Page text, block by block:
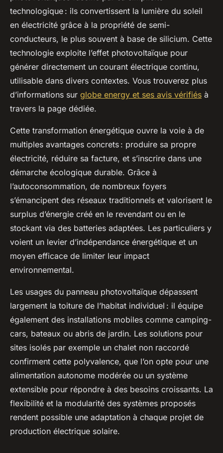
technologique : ils convertissent la lumière du soleil
en électricité grâce à la propriété de semi-
conducteurs, le plus souvent à base de silicium. Cette
technologie exploite l’effet photovoltaïque pour
générer directement un courant électrique continu,
utilisable dans divers contextes. Vous trouverez plus
d’informations sur globe energy et ses avis vérifiés à
travers la page dédiée.
Cette transformation énergétique ouvre la voie à de
multiples avantages concrets : produire sa propre
électricité, réduire sa facture, et s’inscrire dans une
démarche écologique durable. Grâce à
l’autoconsommation, de nombreux foyers
s’émancipent des réseaux traditionnels et valorisent le
surplus d’énergie créé en le revendant ou en le
stockant via des batteries adaptées. Les particuliers y
voient un levier d’indépendance énergétique et un
moyen efficace de limiter leur impact
environnemental.
Les usages du panneau photovoltaïque dépassent
largement la toiture de l’habitat individuel : il équipe
également des installations mobiles comme camping-
cars, bateaux ou abris de jardin. Les solutions pour
sites isolés par exemple un chalet non raccordé
confirment cette polyvalence, que l’on opte pour une
alimentation autonome modérée ou un système
extensible pour répondre à des besoins croissants. La
flexibilité et la modularité des systèmes proposés
rendent possible une adaptation à chaque projet de
production électrique solaire.